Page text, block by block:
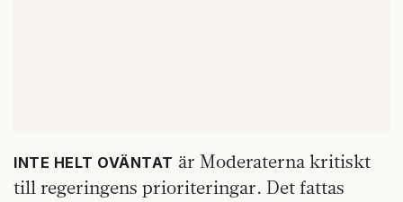
INTE HELT OVÄNTAT är Moderaterna kritiskt
till regeringens prioriteringar. Det fattas